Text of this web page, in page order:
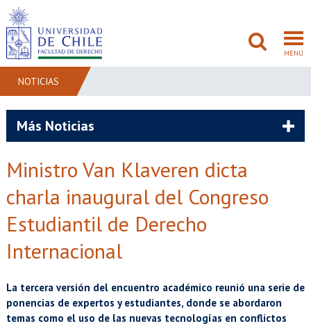
MENÚ
ADMISIÓN
INVESTIGACIÓN
BIBLIOTECAS
EXTENSIÓN
NOTICIAS
Más Noticias
Ministro Van Klaveren dicta
charla inaugural del Congreso
Estudiantil de Derecho
Internacional
La tercera versión del encuentro académico reunió una serie de
ponencias de expertos y estudiantes, donde se abordaron
temas como el uso de las nuevas tecnologías en conflictos